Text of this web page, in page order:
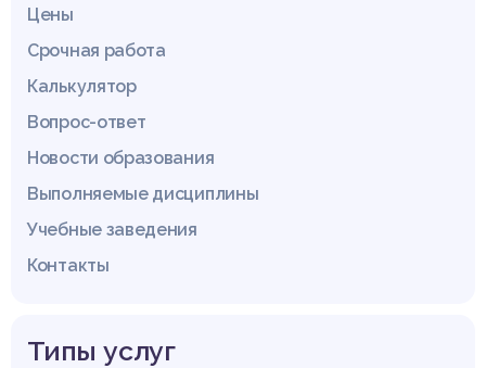
Цены
Срочная работа
Калькулятор
Вопрос-ответ
Новости образования
Выполняемые дисциплины
Учебные заведения
Контакты
Типы услуг